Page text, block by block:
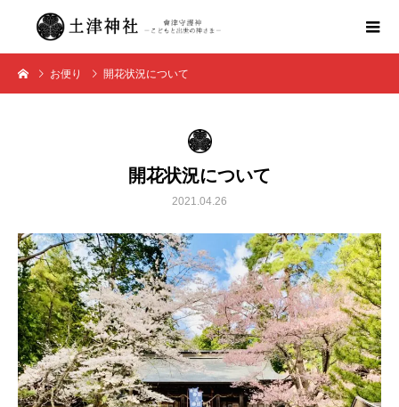
お便り 開花状況について
開花状況について
2021.04.26